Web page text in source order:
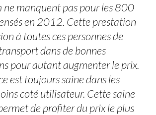
ne manquent pas pour les 800
en 2012. Cette prestation
à toutes ces personnes de
dans de bonnes
pour autant augmenter le prix.
est toujours saine dans les
coté utilisateur. Cette saine
de profiter du prix le plus